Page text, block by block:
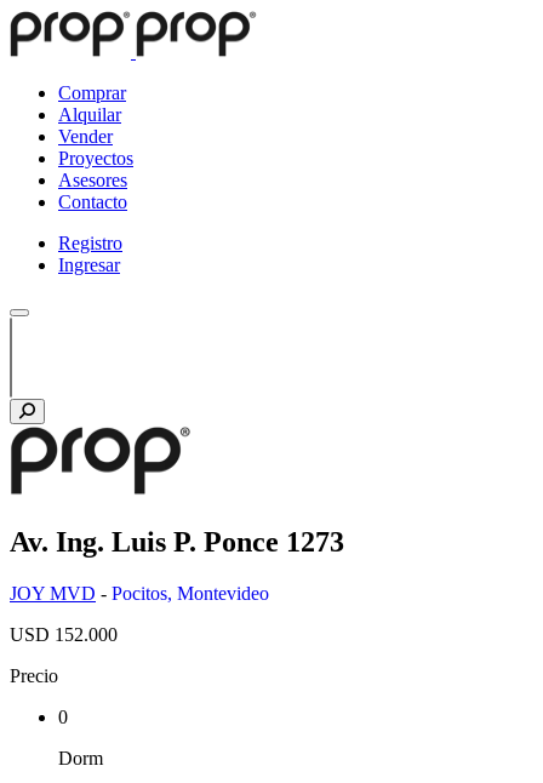
Comprar
Alquilar
Vender
Proyectos
Asesores
Contacto
Registro
Ingresar
Av. Ing. Luis P. Ponce 1273
JOY MVD - Pocitos, Montevideo
USD 152.000
Precio
0
Dorm